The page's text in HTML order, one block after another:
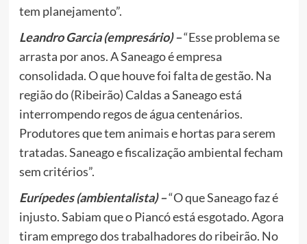
tem planejamento”.
Leandro Garcia (empresário) –“Esse problema se
arrasta por anos. A Saneago é empresa
consolidada. O que houve foi falta de gestão. Na
região do (Ribeirão) Caldas a Saneago está
interrompendo regos de água centenários.
Produtores que tem animais e hortas para serem
tratadas. Saneago e fiscalização ambiental fecham
sem critérios”.
Eurípedes (ambientalista) –“O que Saneago faz é
injusto. Sabiam que o Piancó está esgotado. Agora
tiram emprego dos trabalhadores do ribeirão. No